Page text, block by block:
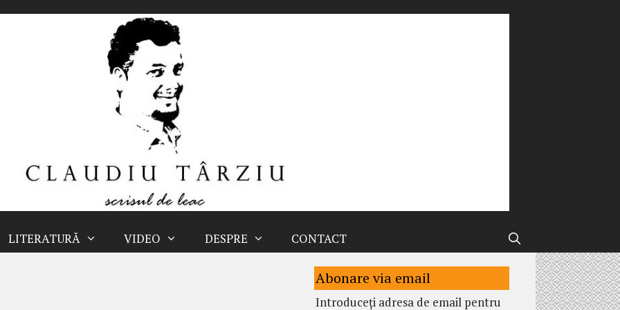
LITERATURĂ VIDEO DESPRE CONTACT
Abonare via email
Introduceți adresa de email pentru